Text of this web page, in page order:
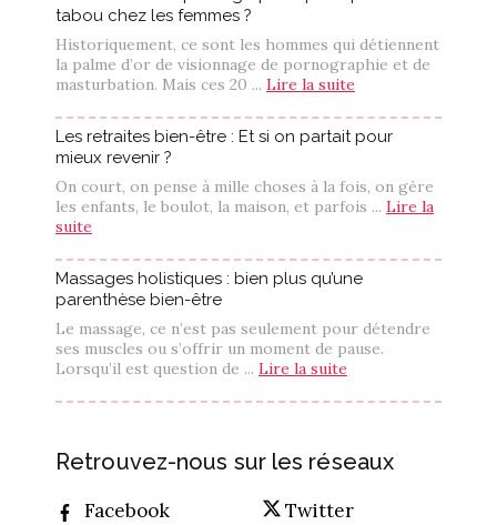
tabou chez les femmes ?
Historiquement, ce sont les hommes qui détiennent
la palme d’or de visionnage de pornographie et de
masturbation. Mais ces 20 ... Lire la suite
Les retraites bien-être : Et si on partait pour
mieux revenir ?
On court, on pense à mille choses à la fois, on gère
les enfants, le boulot, la maison, et parfois ... Lire la
suite
Massages holistiques : bien plus qu’une
parenthèse bien-être
Le massage, ce n’est pas seulement pour détendre
ses muscles ou s’offrir un moment de pause.
Lorsqu’il est question de ... Lire la suite
Retrouvez-nous sur les réseaux
Facebook
Twitter